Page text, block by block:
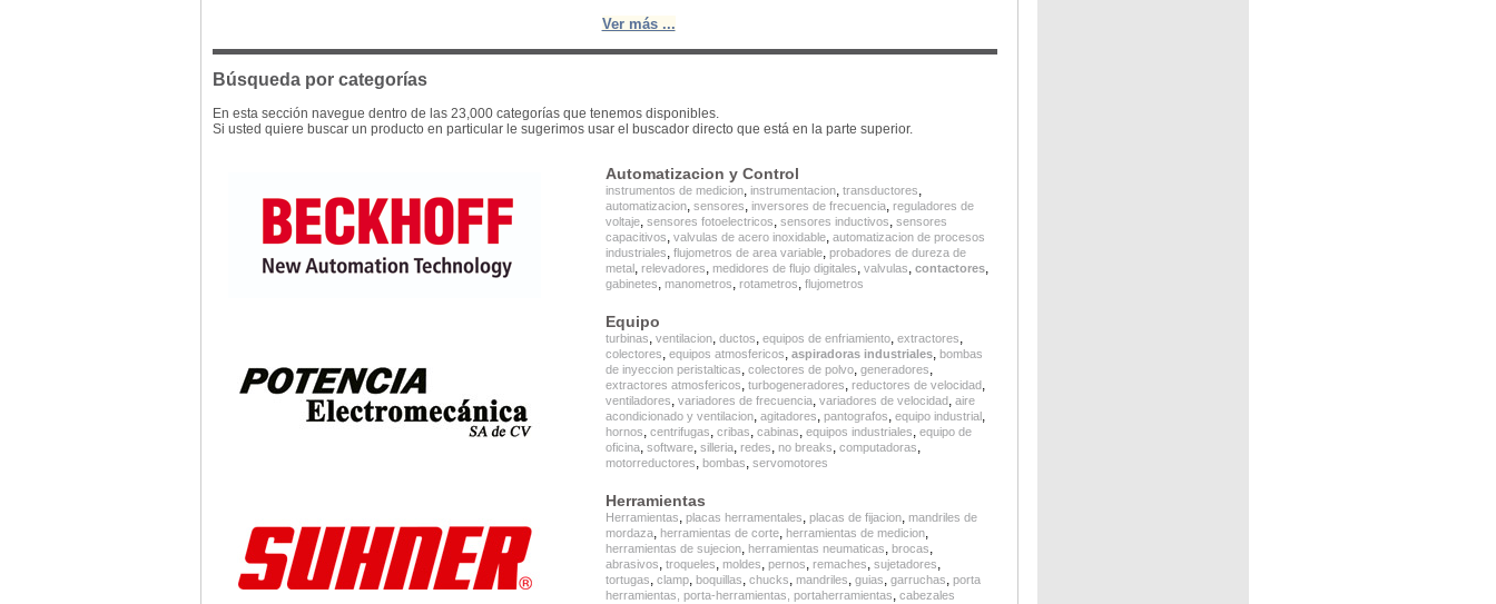
Ver más ...
Búsqueda por categorías
En esta sección navegue dentro de las 23,000 categorías que tenemos disponibles.
Si usted quiere buscar un producto en particular le sugerimos usar el buscador directo que está en la parte superior.
Automatizacion y Control
instrumentos de medicion, instrumentacion, transductores,
automatizacion, sensores, inversores de frecuencia, reguladores de
voltaje, sensores fotoelectricos, sensores inductivos, sensores
capacitivos, valvulas de acero inoxidable, automatizacion de procesos
industriales, flujometros de area variable, probadores de dureza de
metal, relevadores, medidores de flujo digitales, valvulas, contactores,
gabinetes, manometros, rotametros, flujometros
Equipo
turbinas, ventilacion, ductos, equipos de enfriamiento, extractores,
colectores, equipos atmosfericos, aspiradoras industriales, bombas
de inyeccion peristalticas, colectores de polvo, generadores,
extractores atmosfericos, turbogeneradores, reductores de velocidad,
ventiladores, variadores de frecuencia, variadores de velocidad, aire
acondicionado y ventilacion, agitadores, pantografos, equipo industrial,
hornos, centrifugas, cribas, cabinas, equipos industriales, equipo de
oficina, software, silleria, redes, no breaks, computadoras,
motorreductores, bombas, servomotores
Herramientas
Herramientas, placas herramentales, placas de fijacion, mandriles de
mordaza, herramientas de corte, herramientas de medicion,
herramientas de sujecion, herramientas neumaticas, brocas,
abrasivos, troqueles, moldes, pernos, remaches, sujetadores,
tortugas, clamp, boquillas, chucks, mandriles, guias, garruchas, porta
herramientas, porta-herramientas, portaherramientas, cabezales